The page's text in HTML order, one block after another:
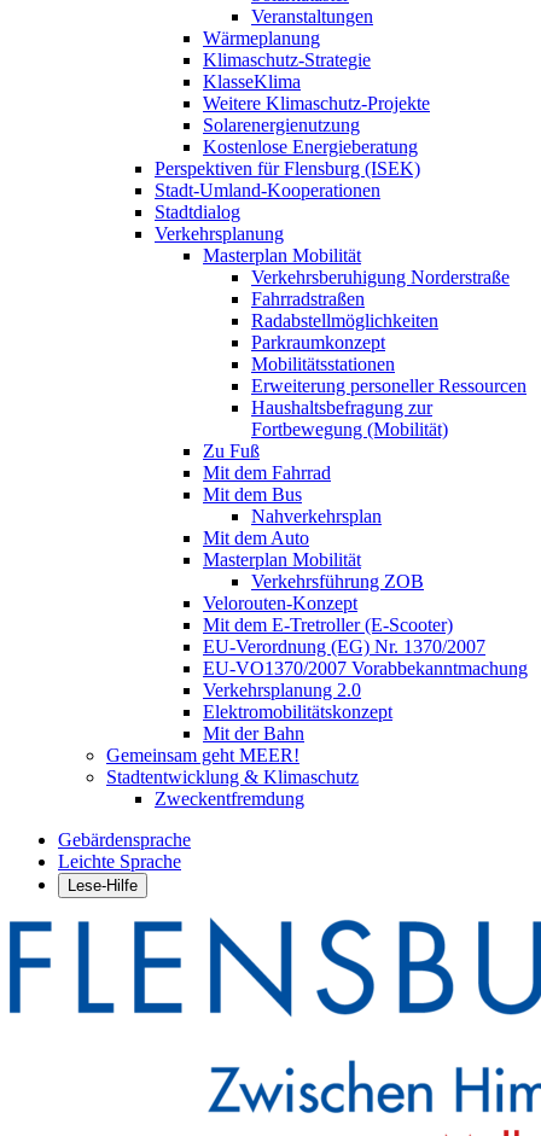
Veranstaltungen
Wärmeplanung
Klimaschutz-Strategie
KlasseKlima
Weitere Klimaschutz-Projekte
Solarenergienutzung
Kostenlose Energieberatung
Perspektiven für Flensburg (ISEK)
Stadt-Umland-Kooperationen
Stadtdialog
Verkehrsplanung
Masterplan Mobilität
Verkehrsberuhigung Norderstraße
Fahrradstraßen
Radabstellmöglichkeiten
Parkraumkonzept
Mobilitätsstationen
Erweiterung personeller Ressourcen
Haushaltsbefragung zur
Fortbewegung (Mobilität)
Zu Fuß
Mit dem Fahrrad
Mit dem Bus
Nahverkehrsplan
Mit dem Auto
Masterplan Mobilität
Verkehrsführung ZOB
Velorouten-Konzept
Mit dem E-Tretroller (E-Scooter)
EU-Verordnung (EG) Nr. 1370/2007
EU-VO1370/2007 Vorabbekanntmachung
Verkehrsplanung 2.0
Elektromobilitätskonzept
Mit der Bahn
Gemeinsam geht MEER!
Stadtentwicklung & Klimaschutz
Zweckentfremdung
Gebärdensprache
Leichte Sprache
Lese-Hilfe